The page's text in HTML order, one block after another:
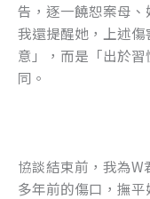
告，逐一饒恕案母、
我還提醒她，上述
意」，而是「出於
同。
協談結束前，我為
多年前的傷口，撫